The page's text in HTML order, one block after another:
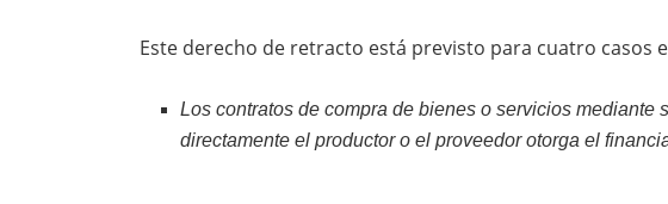
Este derecho de retracto está previsto para cuatro casos
Los contratos de compra de bienes o servicios mediante
directamente el productor o el proveedor otorga el